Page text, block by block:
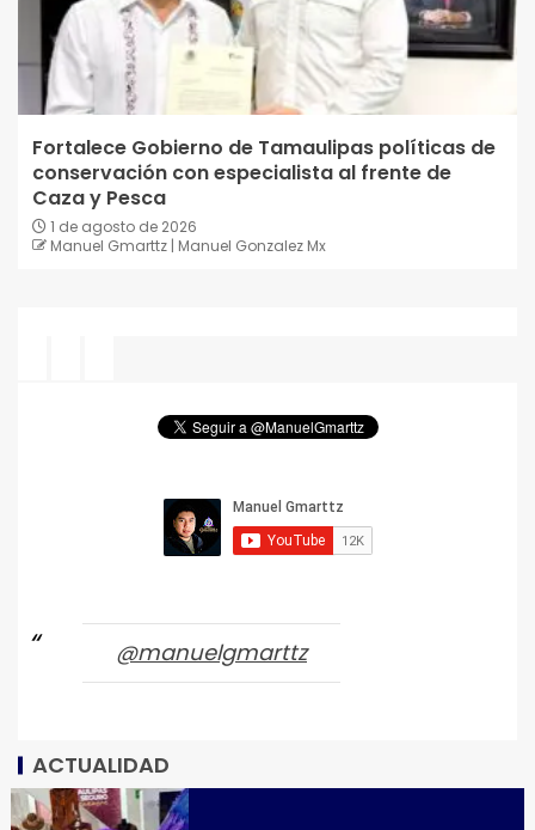
Fortalece Gobierno de Tamaulipas políticas de
conservación con especialista al frente de
Caza y Pesca
1 de agosto de 2026
Manuel Gmarttz | Manuel Gonzalez Mx
@manuelgmarttz
ACTUALIDAD